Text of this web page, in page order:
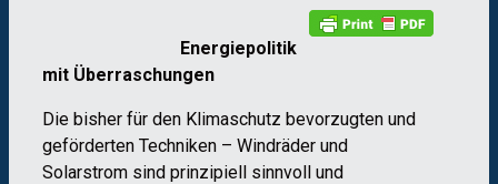
Energiepolitik
mit Überraschungen
Die bisher für den Klimaschutz bevorzugten und
geförderten Techniken – Windräder und
Solarstrom sind prinzipiell sinnvoll und